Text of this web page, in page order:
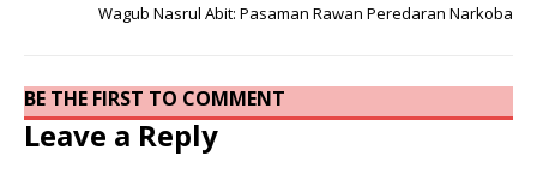
Wagub Nasrul Abit: Pasaman Rawan Peredaran Narkoba
BE THE FIRST TO COMMENT
Leave a Reply